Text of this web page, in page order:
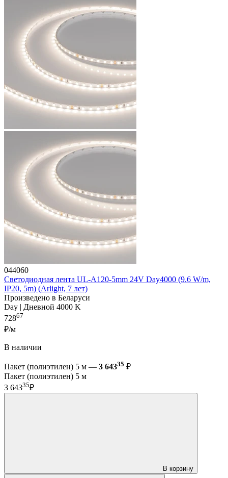
044060
Светодиодная лента UL-A120-5mm 24V Day4000 (9.6 W/m,
IP20, 5m) (Arlight, 7 лет)
Произведено в Беларуси
Day | Дневной 4000 K
72867
₽/м
В наличии
Пакет (полиэтилен) 5 м — 3 64335 ₽
Пакет (полиэтилен) 5 м
3 64335₽
В корзину